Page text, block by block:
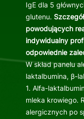
IgE dla 5
glutenu.
powodujących
indywidualny
odpowiednie
W skład panelu
laktalbumina, β-
1. Alfa-
mleka krowiego.
alergicznych po